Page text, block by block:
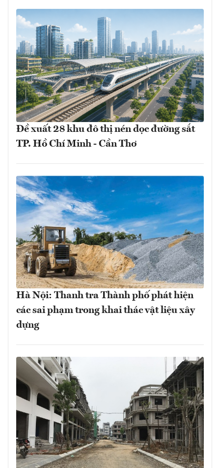
Đề xuất 28 khu đô thị nén dọc đường sắt
TP. Hồ Chí Minh - Cần Thơ
Hà Nội: Thanh tra Thành phố phát hiện
các sai phạm trong khai thác vật liệu xây
dựng